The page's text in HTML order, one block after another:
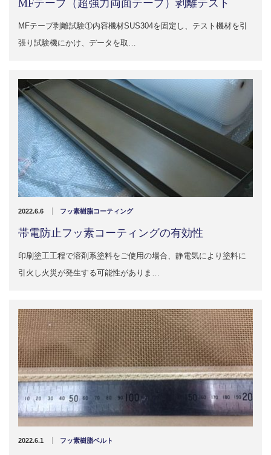
MFテープ（超強力両面テープ）剥離テスト
MFテープ剥離試験①内容機材SUS304を固定し、テスト機材を引
張り試験機にかけ、データを取…
2022.6.6 フッ素樹脂コーティング
帯電防止フッ素コーティングの有効性
印刷塗工工程で溶剤系塗料をご使用の場合、静電気により塗料に
引火し火災が発生する可能性がありま…
2022.6.1 フッ素樹脂ベルト